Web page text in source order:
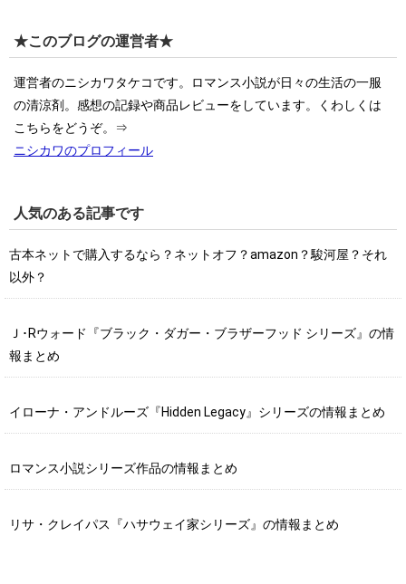
★このブログの運営者★
運営者のニシカワタケコです。ロマンス小説が日々の生活の一服
の清涼剤。感想の記録や商品レビューをしています。くわしくは
こちらをどうぞ。⇒
ニシカワのプロフィール
人気のある記事です
古本ネットで購入するなら？ネットオフ？amazon？駿河屋？それ
以外？
Ｊ･Rウォード『ブラック・ダガー・ブラザーフッド シリーズ』の情
報まとめ
イローナ・アンドルーズ『Hidden Legacy』シリーズの情報まとめ
ロマンス小説シリーズ作品の情報まとめ
リサ・クレイパス『ハサウェイ家シリーズ』の情報まとめ